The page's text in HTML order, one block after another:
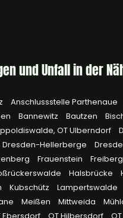
und Unfall in der
Anschlussstelle Parthenaue
Bannewitz Bautzen
OT Ulberndorf
Dresden-Hellerberge
Frauenstein Freiberg
Halsbrücke
Kubschütz Lampertswalde
Meißen Mittweida